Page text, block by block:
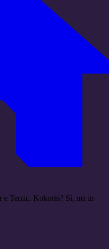
e Terzic. Kokorin? Sì, ma in